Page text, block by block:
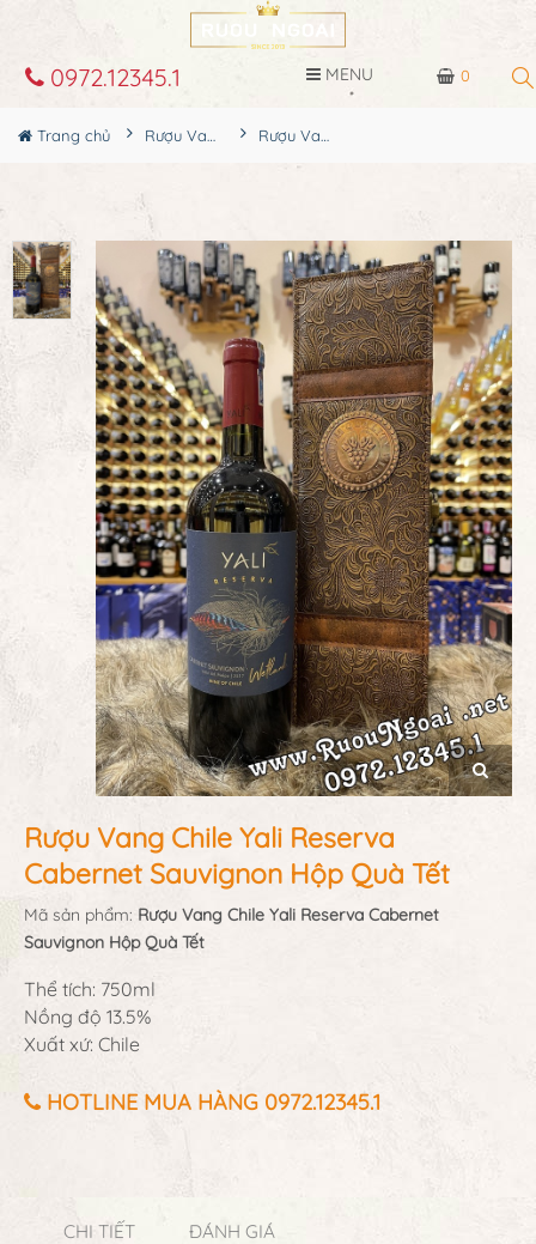
0
0972.12345.1 MENU
Trang chủ Rượu Vang Rượu Vang Chile Yali Reserva Cabernet Sauvignon Hộp Quà Tết
Rượu Vang Chile Yali Reserva
Cabernet Sauvignon Hộp Quà Tết
Mã sản phẩm: Rượu Vang Chile Yali Reserva Cabernet
Sauvignon Hộp Quà Tết
Thể tích: 750ml
Nồng độ 13.5%
Xuất xứ: Chile
HOTLINE MUA HÀNG 0972.12345.1
CHI TIẾT ĐÁNH GIÁ